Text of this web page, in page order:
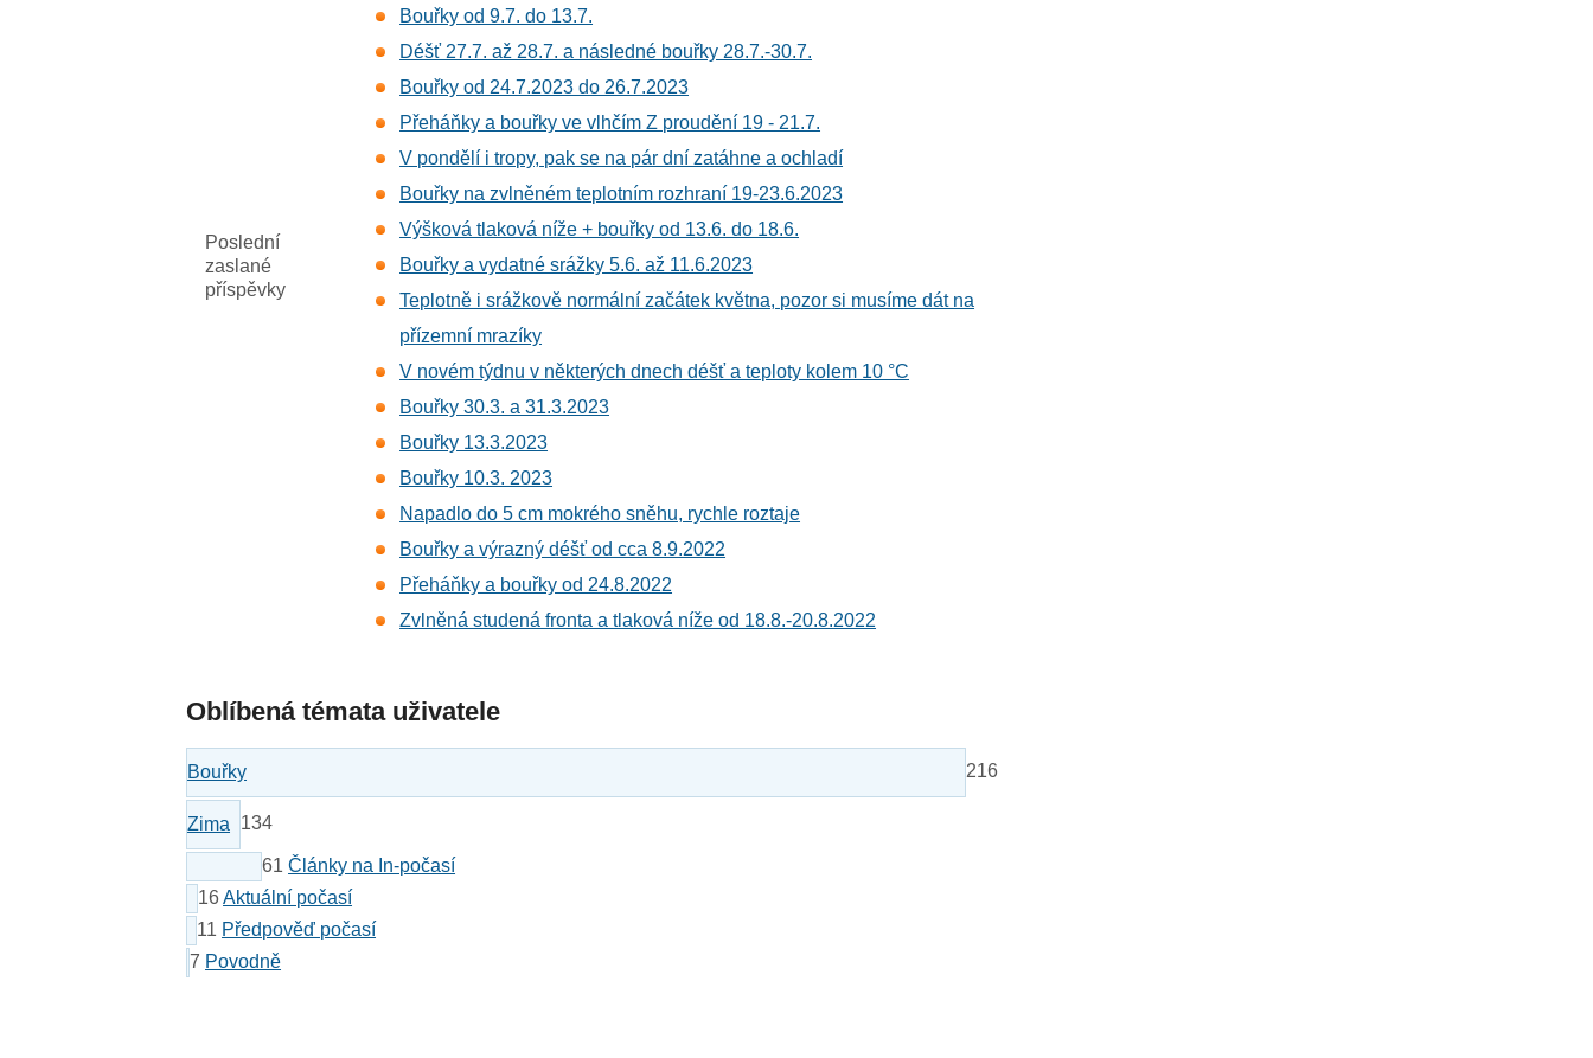
Poslední
zaslané
příspěvky
Bouřky od 9.7. do 13.7.
Déšť 27.7. až 28.7. a následné bouřky 28.7.-30.7.
Bouřky od 24.7.2023 do 26.7.2023
Přeháňky a bouřky ve vlhčím Z proudění 19 - 21.7.
V pondělí i tropy, pak se na pár dní zatáhne a ochladí
Bouřky na zvlněném teplotním rozhraní 19-23.6.2023
Výšková tlaková níže + bouřky od 13.6. do 18.6.
Bouřky a vydatné srážky 5.6. až 11.6.2023
Teplotně i srážkově normální začátek května, pozor si musíme dát na
přízemní mrazíky
V novém týdnu v některých dnech déšť a teploty kolem 10 °C
Bouřky 30.3. a 31.3.2023
Bouřky 13.3.2023
Bouřky 10.3. 2023
Napadlo do 5 cm mokrého sněhu, rychle roztaje
Bouřky a výrazný déšť od cca 8.9.2022
Přeháňky a bouřky od 24.8.2022
Zvlněná studená fronta a tlaková níže od 18.8.-20.8.2022
Oblíbená témata uživatele
Bouřky 216
Zima 134
61Články na In-počasí
16Aktuální počasí
11 Předpověď počasí
7 Povodně